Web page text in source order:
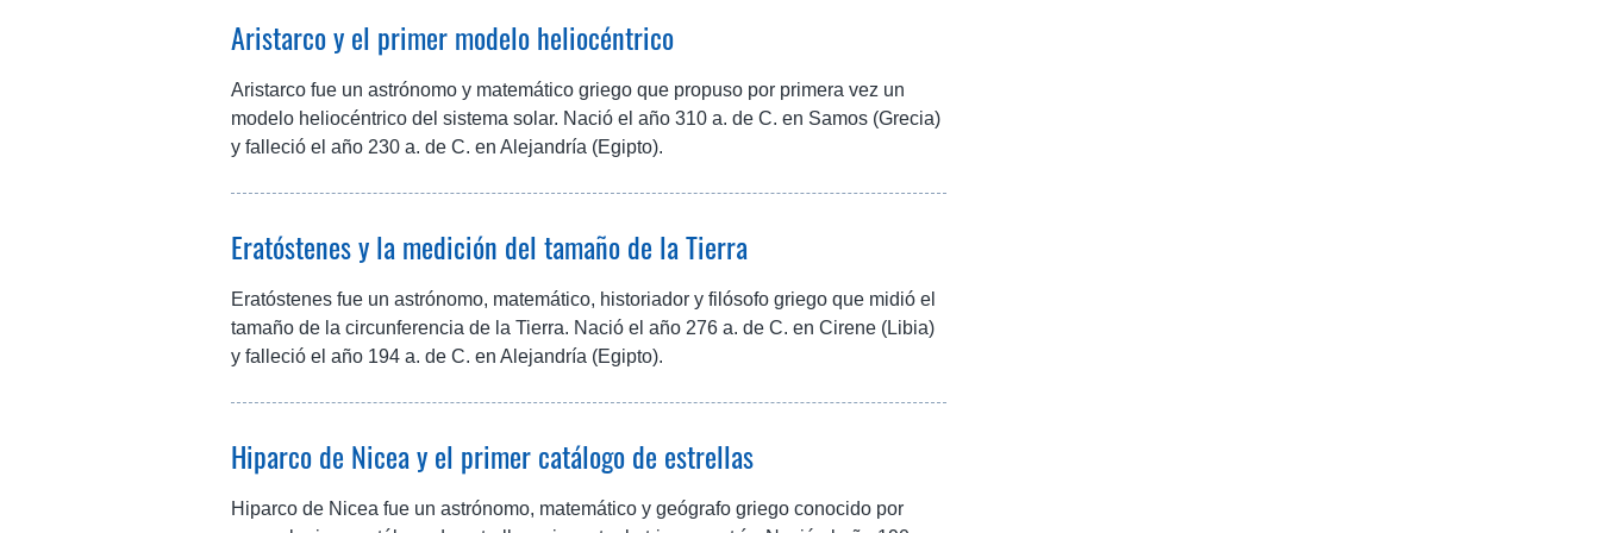
Aristarco y el primer modelo heliocéntrico
Aristarco fue un astrónomo y matemático griego que propuso por primera vez un
modelo heliocéntrico del sistema solar. Nació el año 310 a. de C. en Samos (Grecia)
y falleció el año 230 a. de C. en Alejandría (Egipto).
Eratóstenes y la medición del tamaño de la Tierra
Eratóstenes fue un astrónomo, matemático, historiador y filósofo griego que midió el
tamaño de la circunferencia de la Tierra. Nació el año 276 a. de C. en Cirene (Libia)
y falleció el año 194 a. de C. en Alejandría (Egipto).
Hiparco de Nicea y el primer catálogo de estrellas
Hiparco de Nicea fue un astrónomo, matemático y geógrafo griego conocido por